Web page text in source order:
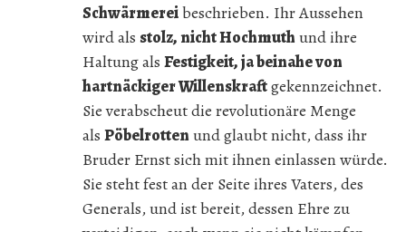
Schwärmereibeschrieben. Ihr Aussehen
wird als stolz, nicht Hochmuth und ihre
Haltung als Festigkeit, ja beinahe von
hartnäckiger Willenskraftgekennzeichnet.
Sie verabscheut die revolutionäre Menge
als Pöbelrotten und glaubt nicht, dass ihr
Bruder Ernst sich mit ihnen einlassen würde.
Sie steht fest an der Seite ihres Vaters, des
Generals, und ist bereit, dessen Ehre zu